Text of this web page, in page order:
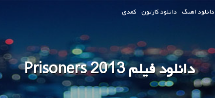
دانلود اهنگ دانلود کارتون کمدی
دانلود فیلم Prisoners 2013